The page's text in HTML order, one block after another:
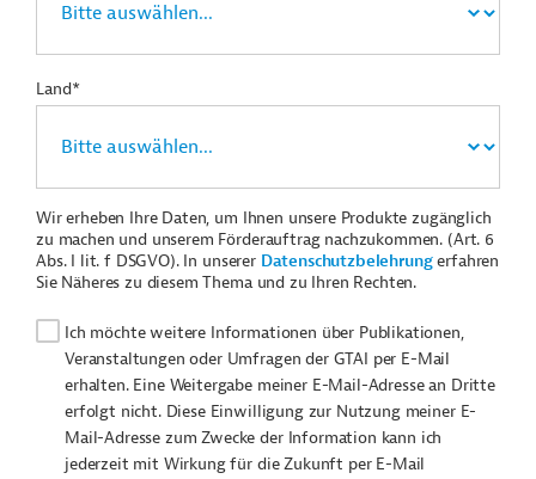
Land*
Wir erheben Ihre Daten, um Ihnen unsere Produkte zugänglich
zu machen und unserem Förderauftrag nachzukommen. (Art. 6
Abs. I lit. f DSGVO). In unserer Datenschutzbelehrungerfahren
Sie Näheres zu diesem Thema und zu Ihren Rechten.
Ich möchte weitere Informationen über Publikationen,
Veranstaltungen oder Umfragen der GTAI per E-Mail
erhalten. Eine Weitergabe meiner E-Mail-Adresse an Dritte
erfolgt nicht. Diese Einwilligung zur Nutzung meiner E-
Mail-Adresse zum Zwecke der Information kann ich
jederzeit mit Wirkung für die Zukunft per E-Mail